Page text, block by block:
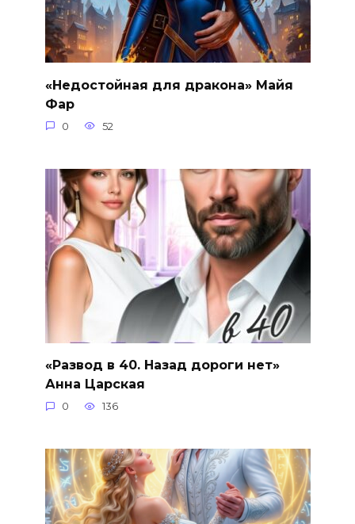
«Недостойная для дракона» Майя
Фар
0 52
«Развод в 40. Назад дороги нет»
Анна Царская
0 136